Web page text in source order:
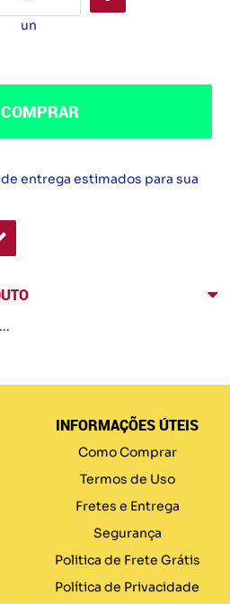
un
COMPRAR
entrega estimados para sua
INFORMAÇÕES ÚTEIS
Como Comprar
Termos de Uso
Fretes e Entrega
Segurança
Politica de Frete Grátis
Política de Privacidade